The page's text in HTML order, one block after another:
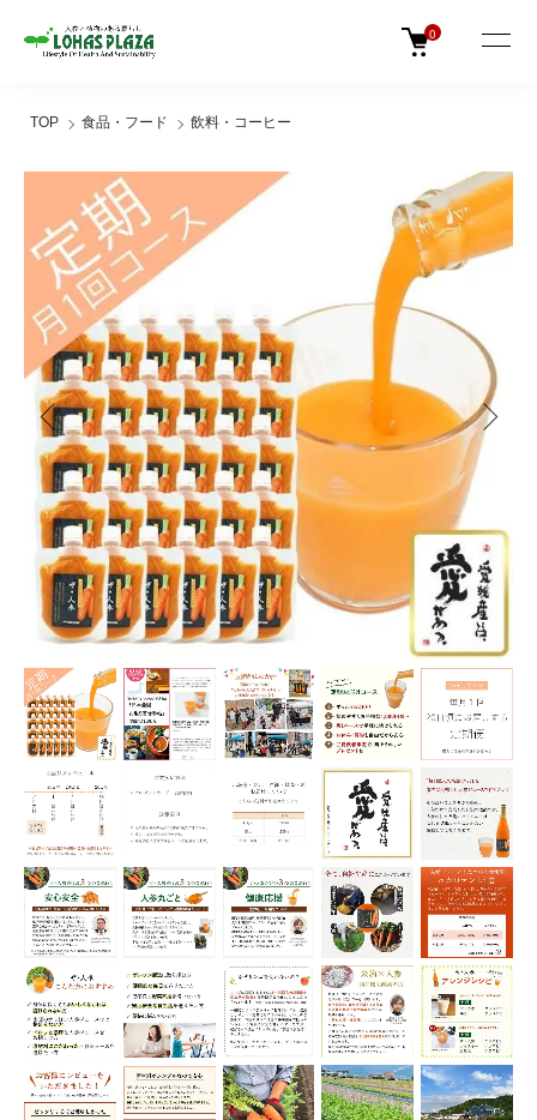
0
TOP 食品・フード 飲料・コーヒー